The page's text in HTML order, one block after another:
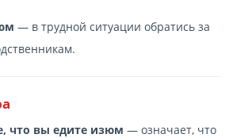
— в трудной ситуации обратись за
что вы едите изюм — означает, что